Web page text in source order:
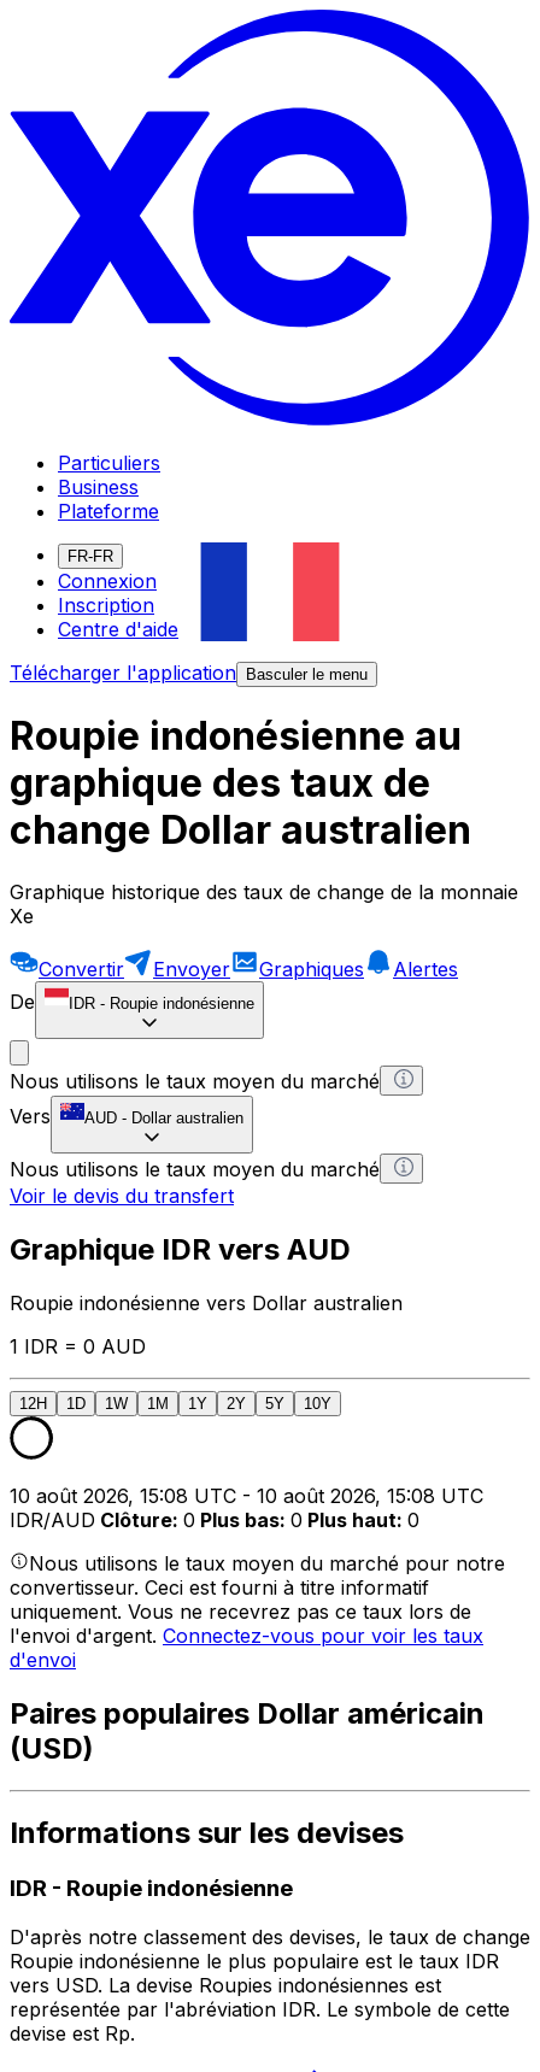
Particuliers
Business
Plateforme
FR-FR
Connexion
Inscription
Centre d'aide
Télécharger l'application
Basculer le menu
Roupie indonésienne au
graphique des taux de
change Dollar australien
Graphique historique des taux de change de la monnaie
Xe
Convertir Envoyer Graphiques
Alertes
De
IDR - Roupie indonésienne
Nous utilisons le taux moyen du marché
Vers
AUD - Dollar australien
Nous utilisons le taux moyen du marché
Voir le devis du transfert
Graphique IDR vers AUD
Roupie indonésienne vers Dollar australien
1 IDR = 0 AUD
12H 1D 1W 1M 1Y 2Y 5Y 10Y
10 août 2026, 15:08 UTC - 10 août 2026, 15:08 UTC
IDR/AUD Clôture: 0 Plus bas: 0 Plus haut: 0
Nous utilisons le taux moyen du marché pour notre
convertisseur. Ceci est fourni à titre informatif
uniquement. Vous ne recevrez pas ce taux lors de
l'envoi d'argent. Connectez-vous pour voir les taux
d'envoi
Paires populaires Dollar américain
(USD)
Informations sur les devises
IDR - Roupie indonésienne
D'après notre classement des devises, le taux de change
Roupie indonésienne le plus populaire est le taux IDR
vers USD. La devise Roupies indonésiennes est
représentée par l'abréviation IDR. Le symbole de cette
devise est Rp.